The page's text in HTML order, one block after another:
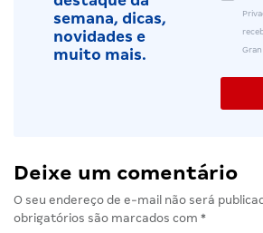
semana, dicas,
novidades e
muito mais.
Deixe um comentário
O seu endereço de e-mail não será
obrigatórios são marcados com *